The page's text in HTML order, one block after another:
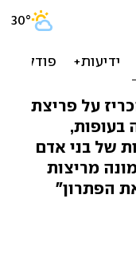
על פריצת
בעופות,
של בני אדם
מריצות
הפתרון"